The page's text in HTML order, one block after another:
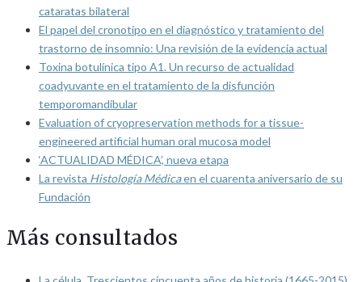
cataratas bilateral
El papel del cronotipo en el diagnóstico y tratamiento del
trastorno de insomnio: Una revisión de la evidencia actual
Toxina botulínica tipo A1. Un recurso de actualidad
coadyuvante en el tratamiento de la disfunción
temporomandibular
Evaluation of cryopreservation methods for a tissue-
engineered artificial human oral mucosa model
‘ACTUALIDAD MÉDICA’, nueva etapa
La revista Histología Médicaen el cuarenta aniversario de su
Fundación
Más consultados